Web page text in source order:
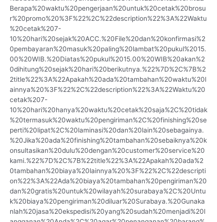
Berapa%20waktu%20pengerjaan%20untuk%20cetak%20brosu
r%20promo%20%3F%22%2C%22description%22%3A%22Waktu
%20cetak%207-
10%20hari%20sejak%20ACC.%20File%20dan%20konfirmasi%2
0pembayaran%20masuk%20paling%20lambat%20pukul%2015.
00%20WIB.%20Diatas%20pukul%2015.00%20WIB%20akan%2
0dihitung%20sejak%20hari%20berikutnya.%22%7D%2C%7B%2
2title%22%3A%22Apakah%20ada%20tambahan%20waktu%20l
ainnya%20%3F%22%2C%22description%22%3A%22Waktu%20
cetak%207-
10%20hari%20hanya%20waktu%20cetak%20saja%2C%20tidak
%20termasuk%20waktu%20pengiriman%2C%20finishing%20se
perti%20lipat%2C%20laminasi%20dan%20lain%20sebagainya.
%20Jika%20ada%20finishing%20tambahan%20sebaiknya%20k
onsultasikan%20dulu%20dengan%20customer%20service%20
kami.%22%7D%2C%7B%22title%22%3A%22Apakah%20ada%2
0tambahan%20biaya%20lainnya%20%3F%22%2C%22descripti
on%22%3A%22Ada%20biaya%20tambahan%20pengiriman%20
dan%20gratis%20untuk%20wilayah%20surabaya%2C%20Untu
k%20biaya%20pengiriman%20diluar%20Surabaya.%20Gunaka
nlah%20jasa%20ekspedisi%20yang%20sudah%20menjadi%20l